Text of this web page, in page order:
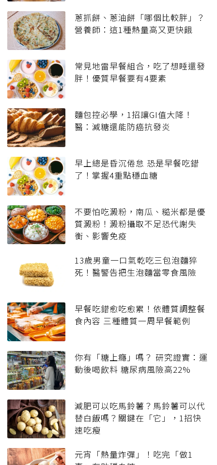
蔥抓餅、蔥油餅「哪個比較胖」？
營養師：這1種熱量高又更快餓
常見地雷早餐組合，吃了想睡還發
胖！優質早餐要有4要素
麵包控必學，1招讓GI值大降！
醫：減糖還能防癌抗發炎
早上總是昏沉倦怠 恐是早餐吃錯
了！掌握4重點穩血糖
不要怕吃澱粉，南瓜、糙米都是優
質澱粉！澱粉攝取不足恐代謝失
衡、影響免疫
13歲男童一口氣乾吃三包泡麵猝
死！醫警告把生泡麵當零食風險
早餐吃錯愈吃愈累！依體質調整餐
食內容 三種體質一周早餐範例
你有「糖上癮」嗎？ 研究證實：運
動後喝飲料 糖尿病風險高22%
減肥可以吃馬鈴薯？馬鈴薯可以代
替白飯嗎？關鍵在「它」，1招快
速吃瘦
元宵「熱量炸彈」！吃完「做1